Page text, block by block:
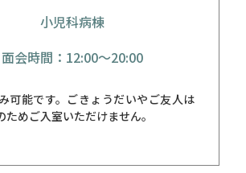
小児科病棟
面会時間：12:00〜20:00
可能です。ごきょうだいやご友人は
ためご入室いただけません。